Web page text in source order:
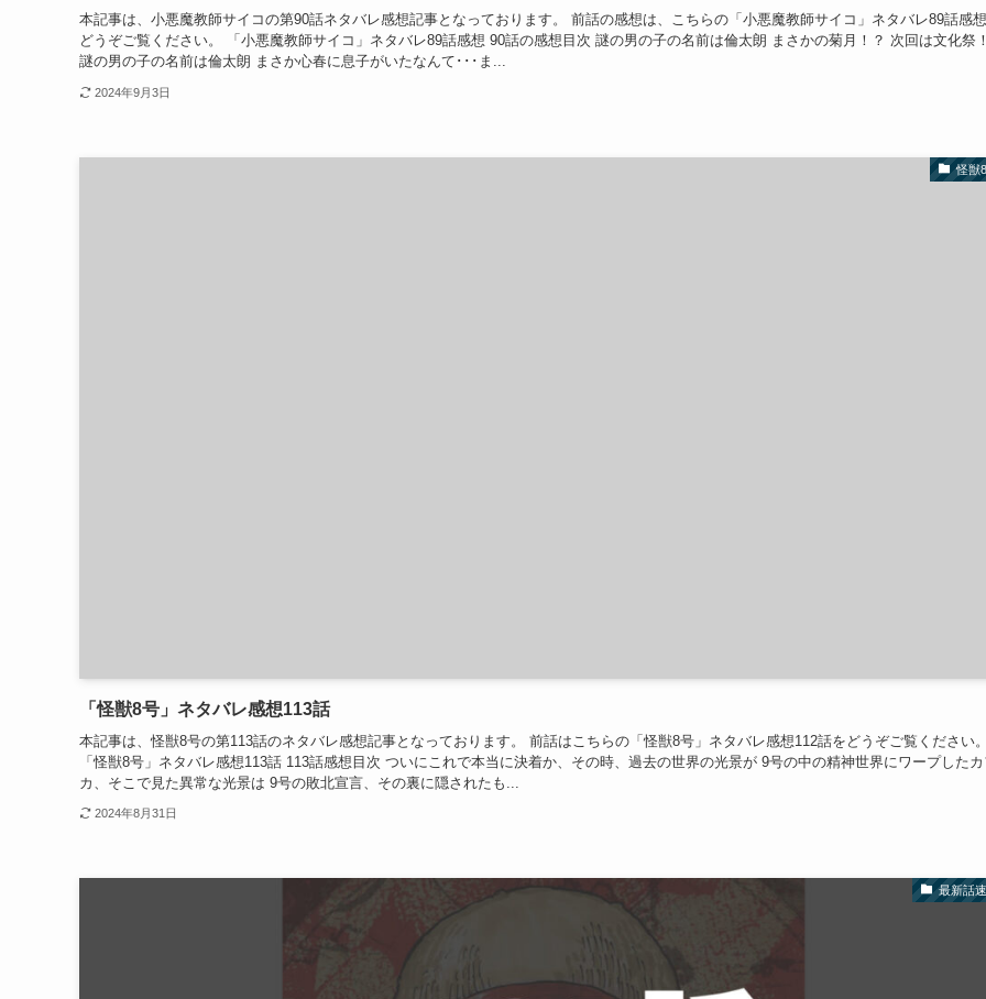
本記事は、小悪魔教師サイコの第90話ネタバレ感想記事となっております。 前話の感想は、こちらの「小悪魔教師サイコ」ネタバレ89話感
どうぞご覧ください。 「小悪魔教師サイコ」ネタバレ89話感想 90話の感想目次 謎の男の子の名前は倫太朗 まさかの菊月！？ 次回は文化祭！
謎の男の子の名前は倫太朗 まさか心春に息子がいたなんて･･･ま...
2024年9月3日
怪獣
「怪獣8号」ネタバレ感想113話
本記事は、怪獣8号の第113話のネタバレ感想記事となっております。 前話はこちらの「怪獣8号」ネタバレ感想112話をどうぞご覧ください。
「怪獣8号」ネタバレ感想113話 113話感想目次 ついにこれで本当に決着か、その時、過去の世界の光景が 9号の中の精神世界にワープしたカ
カ、そこで見た異常な光景は 9号の敗北宣言、その裏に隠されたも...
2024年8月31日
最新話